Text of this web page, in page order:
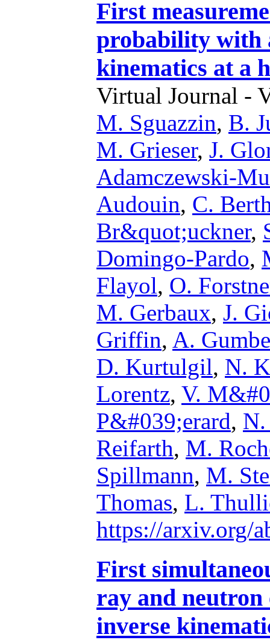
First
probability with
kinematics at a
Virtual Journal -
M. Sguazzin, B.
M. Grieser, J.
Adamczewski-
Audouin, C.
Br&quot;uckner,
Domingo-Pardo,
Flayol, O.
M. Gerbaux, J.
Griffin, A.
D. Kurtulgil, N.
Lorentz, V.
P&#039;erard,
Reifarth, M.
Spillmann, M.
Thomas, L.
https://arxiv.org/
First
ray and
inverse